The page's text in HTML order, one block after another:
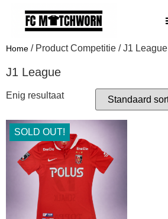
Home / Product Competitie / J1 League
J1 League
Enig resultaat
SOLD OUT!